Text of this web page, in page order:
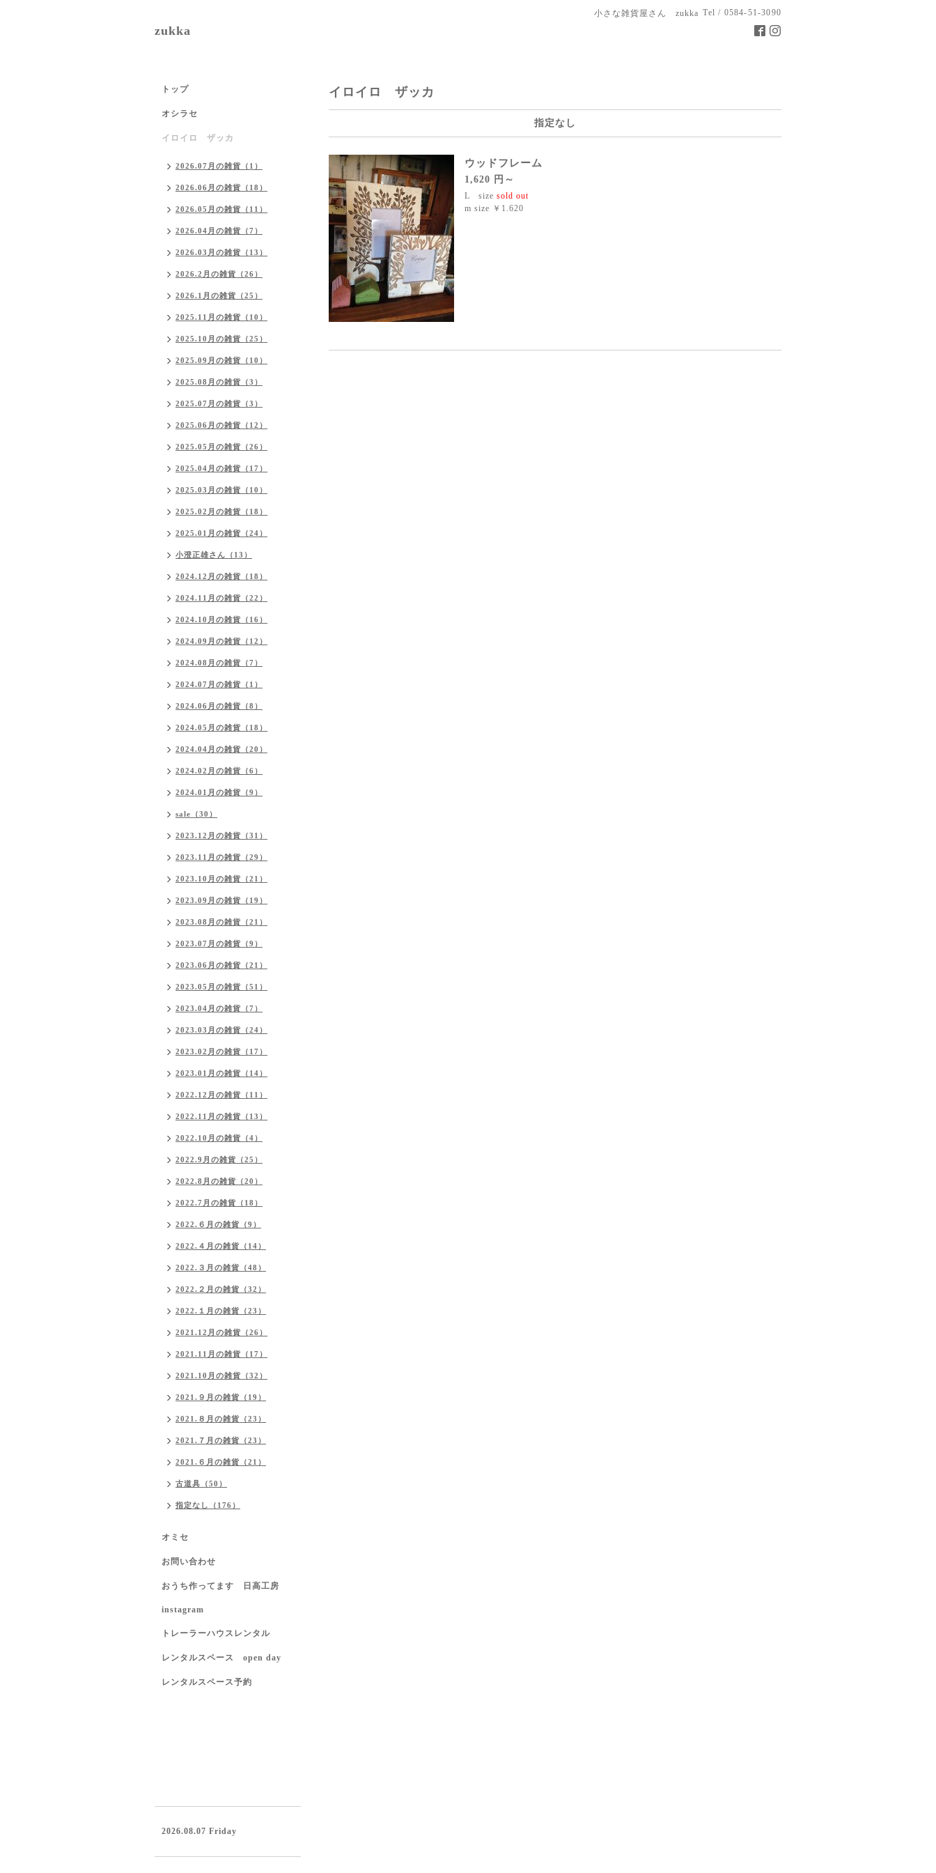
小さな雑貨屋さん zukka Tel / 0584-51-3090
zukka
イロイロ ザッカ
指定なし
ウッドフレーム
1,620 円～
L size sold out
m size ￥1.620
トップ
オシラセ
イロイロ ザッカ
2026.07月の雑貨（1）
2026.06月の雑貨（18）
2026.05月の雑貨（11）
2026.04月の雑貨（7）
2026.03月の雑貨（13）
2026.2月の雑貨（26）
2026.1月の雑貨（25）
2025.11月の雑貨（10）
2025.10月の雑貨（25）
2025.09月の雑貨（10）
2025.08月の雑貨（3）
2025.07月の雑貨（3）
2025.06月の雑貨（12）
2025.05月の雑貨（26）
2025.04月の雑貨（17）
2025.03月の雑貨（10）
2025.02月の雑貨（18）
2025.01月の雑貨（24）
小澄正雄さん（13）
2024.12月の雑貨（18）
2024.11月の雑貨（22）
2024.10月の雑貨（16）
2024.09月の雑貨（12）
2024.08月の雑貨（7）
2024.07月の雑貨（1）
2024.06月の雑貨（8）
2024.05月の雑貨（18）
2024.04月の雑貨（20）
2024.02月の雑貨（6）
2024.01月の雑貨（9）
sale（30）
2023.12月の雑貨（31）
2023.11月の雑貨（29）
2023.10月の雑貨（21）
2023.09月の雑貨（19）
2023.08月の雑貨（21）
2023.07月の雑貨（9）
2023.06月の雑貨（21）
2023.05月の雑貨（51）
2023.04月の雑貨（7）
2023.03月の雑貨（24）
2023.02月の雑貨（17）
2023.01月の雑貨（14）
2022.12月の雑貨（11）
2022.11月の雑貨（13）
2022.10月の雑貨（4）
2022.9月の雑貨（25）
2022.8月の雑貨（20）
2022.7月の雑貨（18）
2022.６月の雑貨（9）
2022.４月の雑貨（14）
2022.３月の雑貨（48）
2022.２月の雑貨（32）
2022.１月の雑貨（23）
2021.12月の雑貨（26）
2021.11月の雑貨（17）
2021.10月の雑貨（32）
2021.９月の雑貨（19）
2021.８月の雑貨（23）
2021.７月の雑貨（23）
2021.６月の雑貨（21）
古道具（50）
指定なし（176）
オミセ
お問い合わせ
おうち作ってます 日高工房
instagram
トレーラーハウスレンタル
レンタルスペース open day
レンタルスペース予約
2026.08.07 Friday